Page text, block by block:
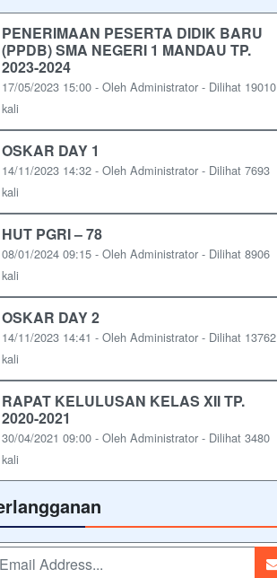
PENERIMAAN PESERTA DIDIK BARU
(PPDB) SMA NEGERI 1 MANDAU TP.
2023-2024
17/05/2023 15:00 - Oleh Administrator - Dilihat 19010
kali
OSKAR DAY 1
14/11/2023 14:32 - Oleh Administrator - Dilihat 7693
kali
HUT PGRI – 78
08/01/2024 09:15 - Oleh Administrator - Dilihat 8906
kali
OSKAR DAY 2
14/11/2023 14:41 - Oleh Administrator - Dilihat 13762
kali
RAPAT KELULUSAN KELAS XII TP.
2020-2021
30/04/2021 09:00 - Oleh Administrator - Dilihat 3480
kali